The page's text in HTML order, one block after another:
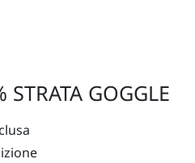
GOGGLE